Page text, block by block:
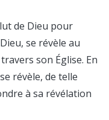
de Dieu pour
se révèle au
son Église. En
révèle, de telle
à sa révélation